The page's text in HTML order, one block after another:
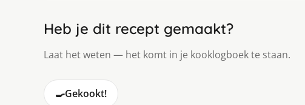
Heb je dit recept gemaakt?
Laat het weten — het komt in je kooklogboek te staan.
🍳Gekookt!